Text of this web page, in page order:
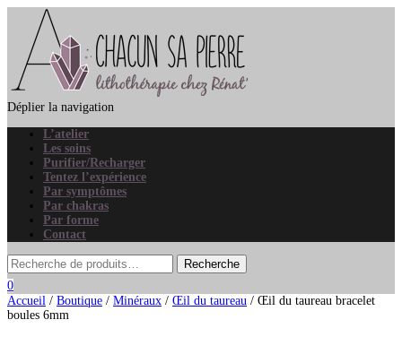
Déplier la navigation
L’atelier
Les soins
Purifier/Recharger
Tentez l’expérience
Par symptômes
Par chakras
Par forme
Contact
0
Accueil / Boutique / Minéraux / Œil du taureau / Œil du taureau bracelet
boules 6mm